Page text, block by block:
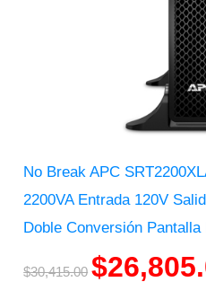
No Break APC
2200VA Entrada 120V
Doble Conversión Pantalla
$30,415.00 $